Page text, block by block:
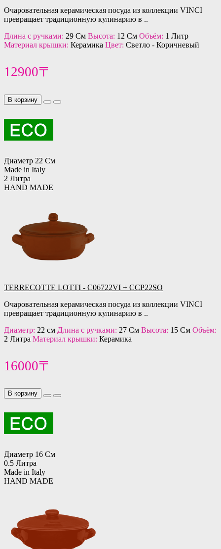
Очаровательная керамическая посуда из коллекции VINCI
превращает традиционную кулинарию в ..
Длина с ручками: 29 См Высота: 12 См Объём: 1 Литр
Материал крышки: Керамика Цвет: Светло - Коричневый
12900〒
В корзину
Диаметр 22 См
Made in Italy
2 Литра
HAND MADE
TERRECOTTE LOTTI - C06722VI + CCP22SO
Очаровательная керамическая посуда из коллекции VINCI
превращает традиционную кулинарию в ..
Диаметр: 22 см Длина с ручками: 27 См Высота: 15 См Объём:
2 Литра Материал крышки: Керамика
16000〒
В корзину
Диаметр 16 См
0.5 Литра
Made in Italy
HAND MADE